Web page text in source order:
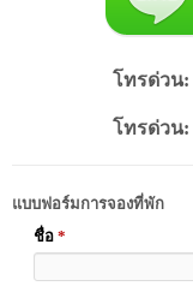
โทรด่วน:
โทรด่วน:
แบบฟอร์มการจองที่พัก
ชื่อ *